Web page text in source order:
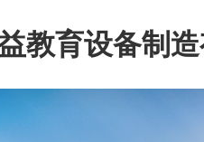
教育设备制